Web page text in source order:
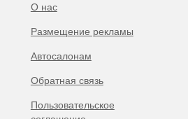
О нас
Размещение рекламы
Автосалонам
Обратная связь
Пользовательское